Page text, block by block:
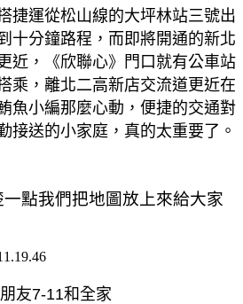
捷運從松山線的大坪林站三號出
十分鐘路程 ， 而即將開通的新北
近，
《欣聯心》 門口就有公車站
乘 ， 離北二高新店交流道更近在
魚小編那麼心動 ， 便捷的交通對
接送的小家庭，真的太重要了。
點我們把地圖放上來給大家
友7-11和全家